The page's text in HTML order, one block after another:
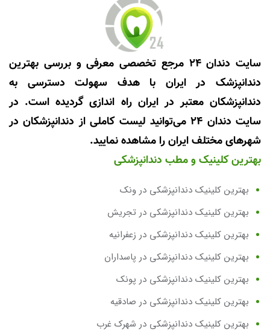
سایت دندان 24 مرجع تخصصی معرفی و بررسی بهترین
دندانپزشک در ایران با هدف سهولت دسترسی به
دندانپزشکان معتبر در ایران راه اندازی گردیده است. در
سایت دندان 24 می‌توانید لیست کاملی از دندانپزشکان در
شهرهای مختلف ایران را مشاهده نمایید.
بهترین کلینیک و مطب دندانپزشکی
بهترین کلینیک دندانپزشکی در ونک
بهترین کلینیک دندانپزشکی در تجریش
بهترین کلینیک دندانپزشکی در زعفرانیه
بهترین کلینیک دندانپزشکی در پاسداران
بهترین کلینیک دندانپزشکی در پونک
بهترین کلینیک دندانپزشکی در صادقیه
بهترین کلینیک دندانپزشکی در شهرک غرب